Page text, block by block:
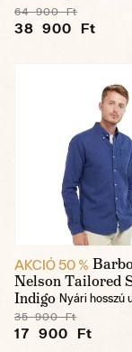
64 900 Ft
38 900 Ft
AKCIÓ 50 %
Nelson Tailored
Indigo Nyári hosszú
35 900 Ft
17 900 Ft